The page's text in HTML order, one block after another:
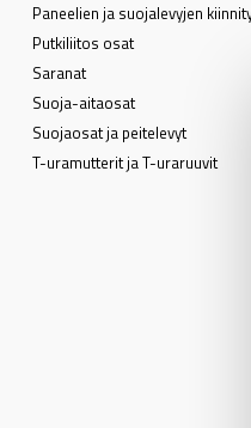
Paneelien ja suojalevyjen
Putkiliitos osat
Saranat
Suoja-aitaosat
Suojaosat ja peitelevyt
T-uramutterit ja T-uraruuvit